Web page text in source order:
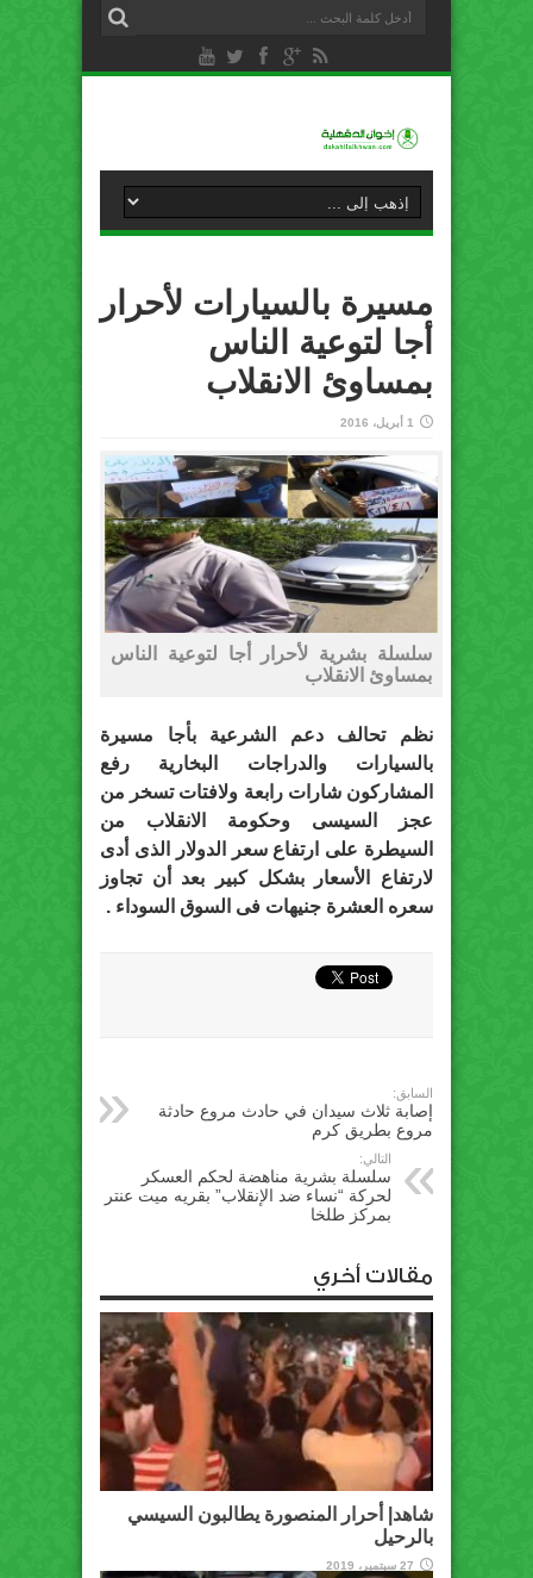
مسيرة بالسيارات لأحرار
أجا لتوعية الناس
بمساوئ الانقلاب
1 أبريل، 2016
سلسلة بشرية لأحرار أجا لتوعية الناس
بمساوئ الانقلاب
نظم تحالف دعم الشرعية بأجا مسيرة
بالسيارات والدراجات البخارية رفع
المشاركون شارات رابعة ولافتات تسخر من
عجز السيسى وحكومة الانقلاب من
السيطرة على ارتفاع سعر الدولار الذى أدى
لارتفاع الأسعار بشكل كبير بعد أن تجاوز
سعره العشرة جنيهات فى السوق السوداء .
السابق:
إصابة ثلاث سيدان في حادث مروع حادثة
مروع بطريق كرم
التالي:
سلسلة بشرية مناهضة لحكم العسكر
لحركة “نساء ضد الإنقلاب” بقريه ميت عنتر‬
بمركز طلخا
مقالات أخري
شاهد| أحرار المنصورة يطالبون السيسي
بالرحيل
27 سبتمبر، 2019